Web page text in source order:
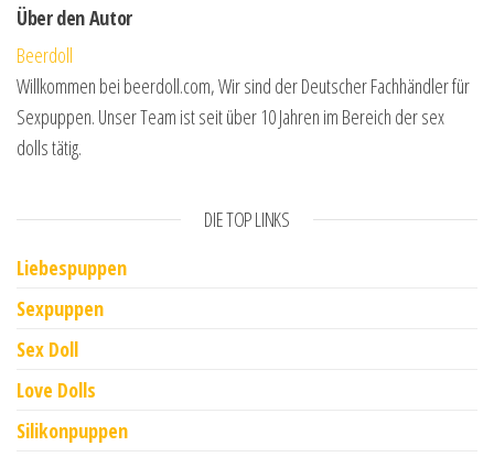
Über den Autor
Beerdoll
Willkommen bei beerdoll.com, Wir sind der Deutscher Fachhändler für
Sexpuppen. Unser Team ist seit über 10 Jahren im Bereich der sex
dolls tätig.
DIE TOP LINKS
Liebespuppen
Sexpuppen
Sex Doll
Love Dolls
Silikonpuppen